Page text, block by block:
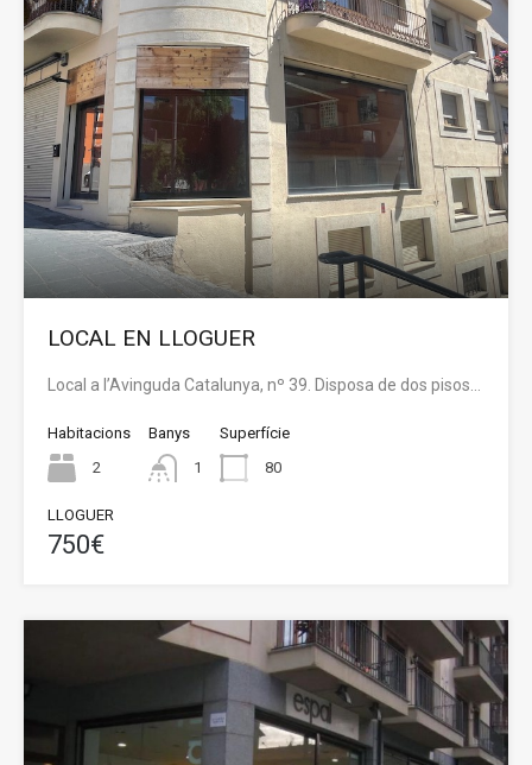
LOCAL EN LLOGUER
Local a l’Avinguda Catalunya, nº 39. Disposa de dos pisos…
Habitacions
2
Banys
1
Superfície
80
LLOGUER
750€